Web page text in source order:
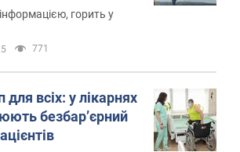
горить у
771
для всіх: у лікарнях
безбар’єрний